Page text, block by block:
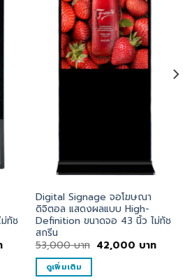
ทัช
Current
48,000
Digital Signage จอโฆษณา
ดิจิตอล แสดงผลแบบ High-
Definition ขนาดจอ 43 นิ้ว ไม่ทัช
สกรีน
53,000บาท Original
price
42,000 บาท
ดูเพิ่มเติม